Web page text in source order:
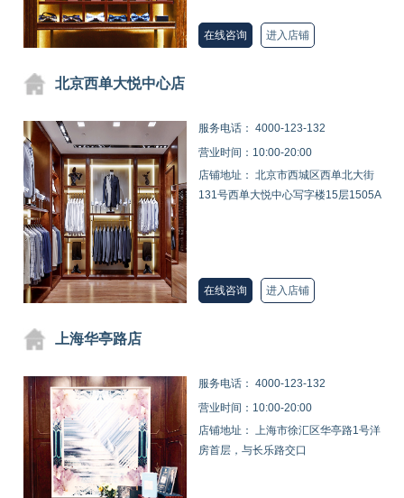
在线咨询 进入店铺
北京西单大悦中心店
服务电话： 4000-123-132
营业时间：10:00-20:00
店铺地址： 北京市西城区西单北大街
131号西单大悦中心写字楼15层1505A
在线咨询 进入店铺
上海华亭路店
服务电话： 4000-123-132
营业时间：10:00-20:00
店铺地址： 上海市徐汇区华亭路1号洋
房首层，与长乐路交口